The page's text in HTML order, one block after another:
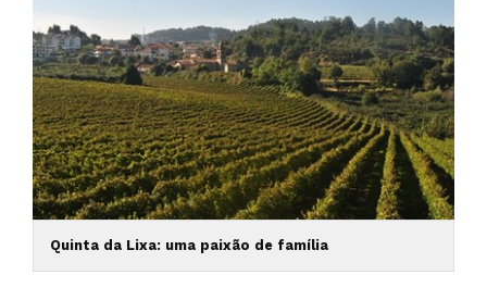
Quinta da Lixa: uma paixão de família